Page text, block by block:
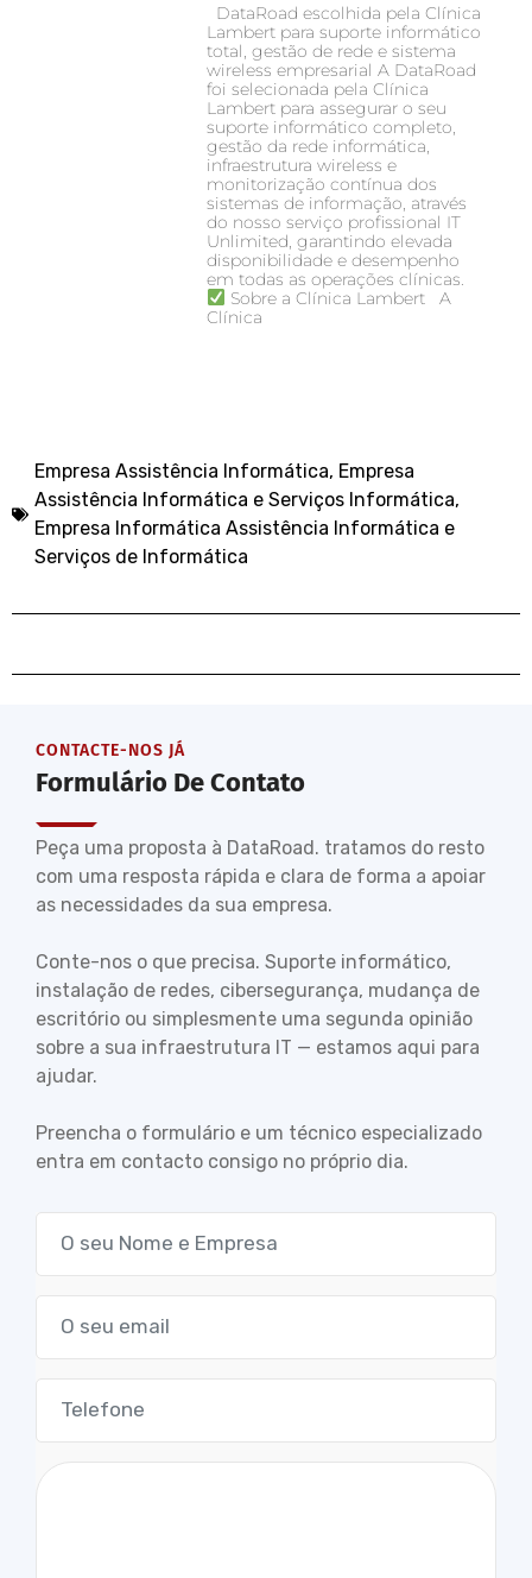
DataRoad escolhida pela Clínica
Lambert para suporte informático
total, gestão de rede e sistema
wireless empresarial A DataRoad
foi selecionada pela Clínica
Lambert para assegurar o seu
suporte informático completo,
gestão da rede informática,
infraestrutura wireless e
monitorização contínua dos
sistemas de informação, através
do nosso serviço profissional IT
Unlimited, garantindo elevada
disponibilidade e desempenho
em todas as operações clínicas.
Sobre a Clínica Lambert A
Clínica
Empresa Assistência Informática, Empresa
Assistência Informática e Serviços Informática,
Empresa Informática Assistência Informática e
Serviços de Informática
CONTACTE-NOS JÁ
Formulário De Contato
Peça uma proposta à DataRoad. tratamos do resto
com uma resposta rápida e clara de forma a apoiar
as necessidades da sua empresa.
Conte-nos o que precisa. Suporte informático,
instalação de redes, cibersegurança, mudança de
escritório ou simplesmente uma segunda opinião
sobre a sua infraestrutura IT — estamos aqui para
ajudar.
Preencha o formulário e um técnico especializado
entra em contacto consigo no próprio dia.